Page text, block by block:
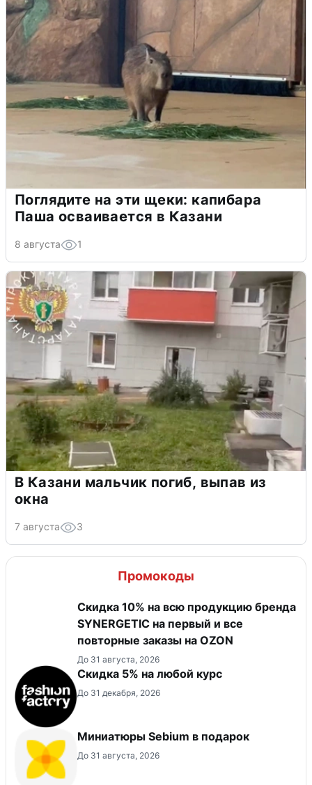
Поглядите на эти щеки: капибара
Паша осваивается в Казани
8 августа 1
В Казани мальчик погиб, выпав из
окна
7 августа 3
Промокоды
Скидка 10% на всю продукцию бренда
SYNERGETIC на первый и все
повторные заказы на OZON
До 31 августа, 2026
Скидка 5% на любой курс
До 31 декабря, 2026
Миниатюры Sebium в подарок
До 31 августа, 2026